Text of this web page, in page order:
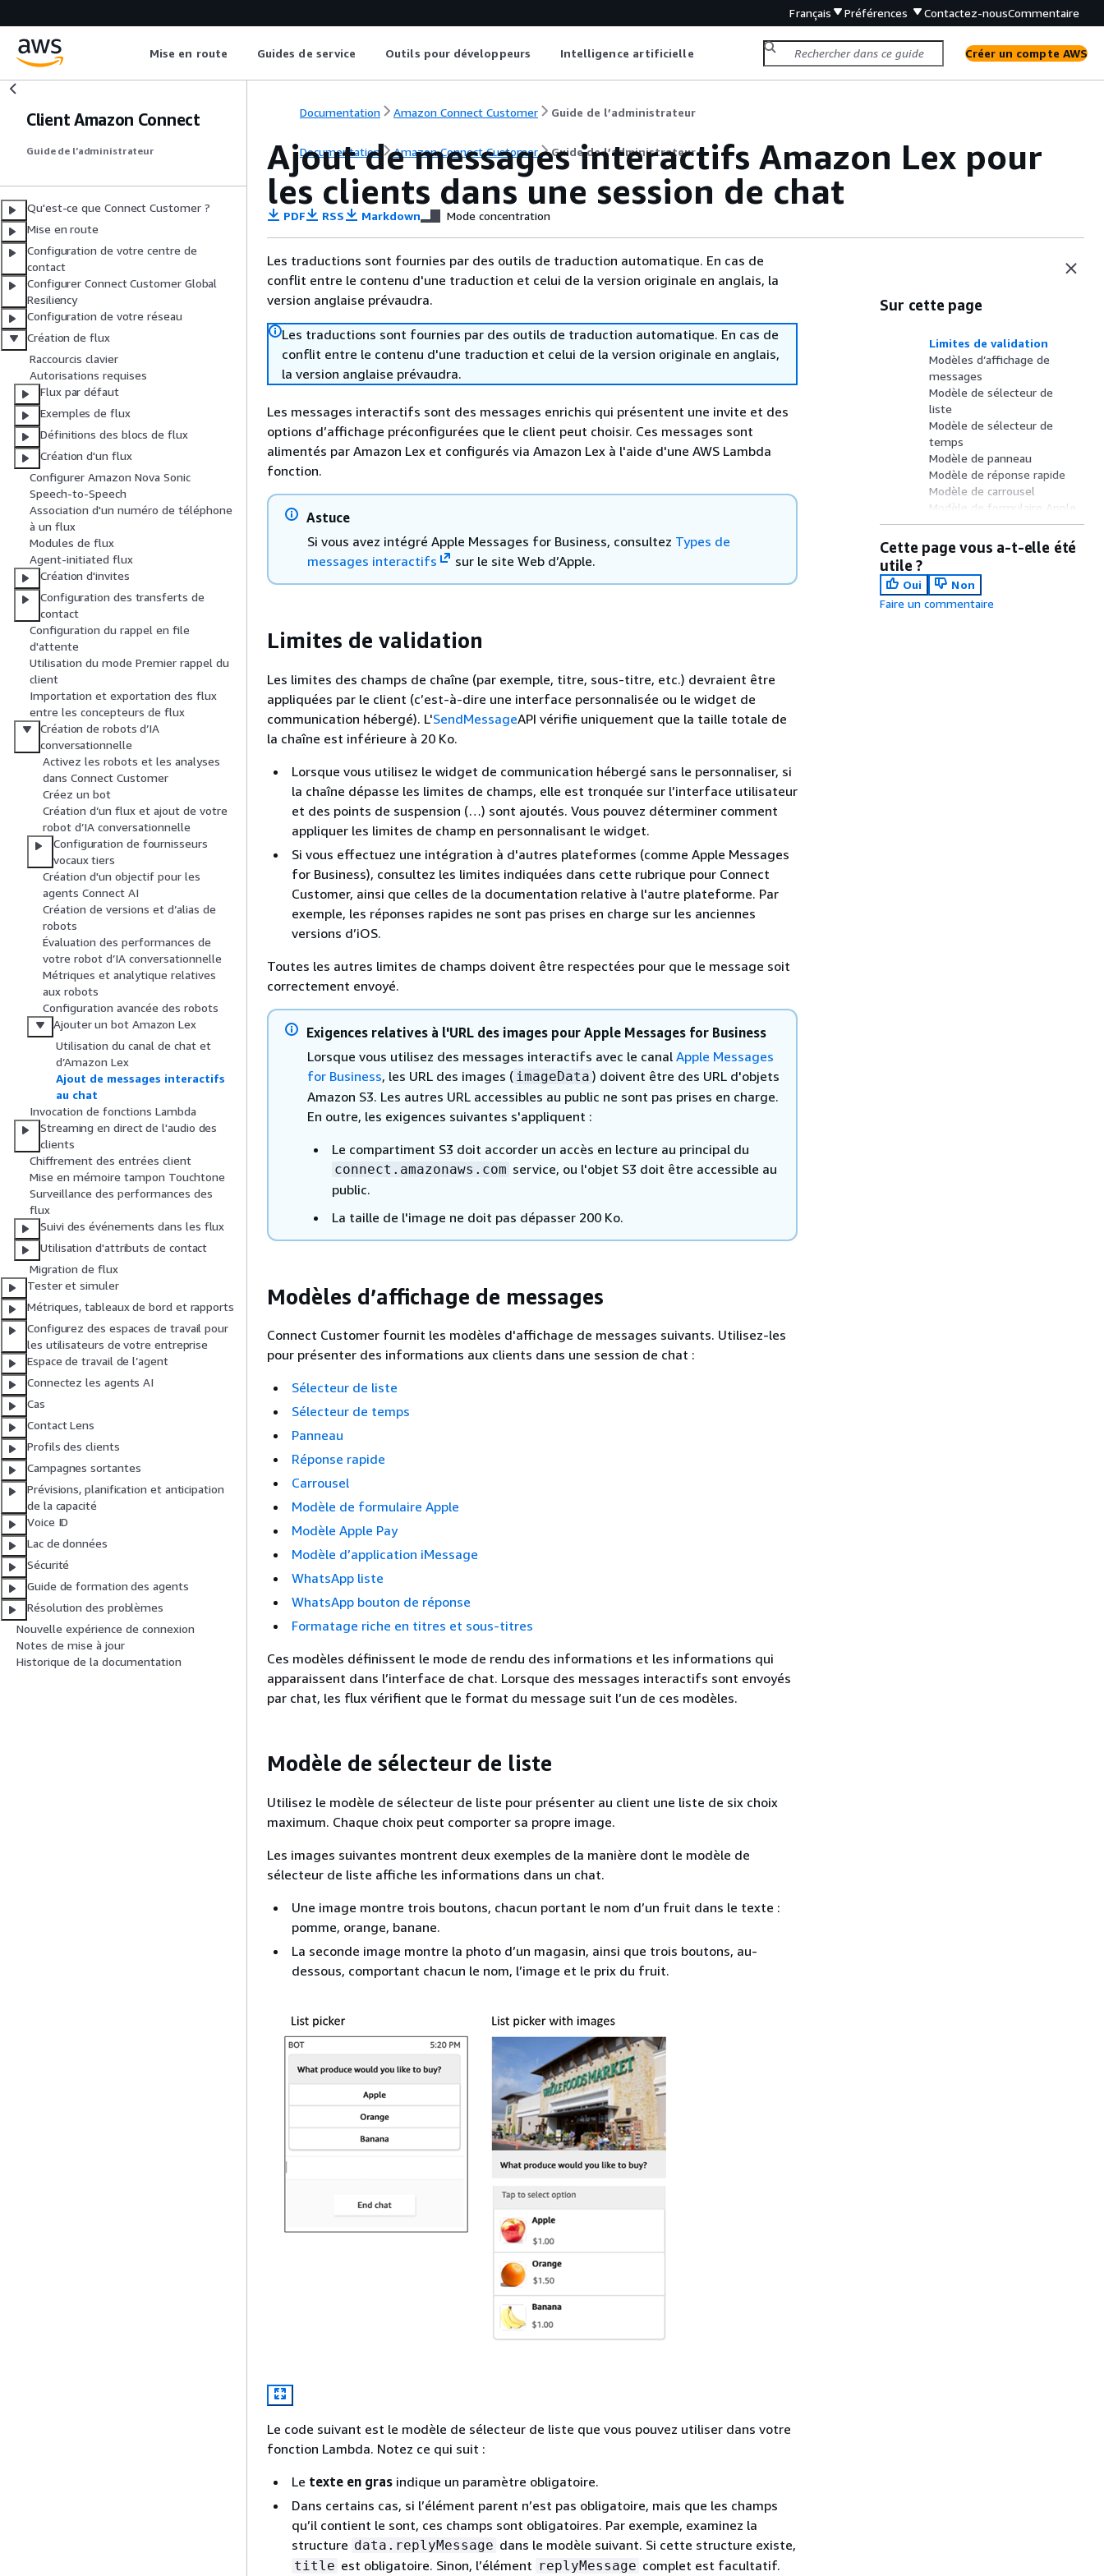
Français Préférences Contactez-nousCommentaire
Mise en route Guides de service Outils pour développeurs Intelligence artificielle Créer un compte AWS
Client Amazon Connect
Guide de l’administrateur
Qu'est-ce que Connect Customer ?
Mise en route
Configuration de votre centre de
contact
Configurer Connect Customer Global
Resiliency
Configuration de votre réseau
Création de flux
Raccourcis clavier
Autorisations requises
Flux par défaut
Exemples de flux
Définitions des blocs de flux
Création d'un flux
Configurer Amazon Nova Sonic
Speech-to-Speech
Association d'un numéro de téléphone
à un flux
Modules de flux
Agent-initiated flux
Création d'invites
Configuration des transferts de
contact
Configuration du rappel en file
d'attente
Utilisation du mode Premier rappel du
client
Importation et exportation des flux
entre les concepteurs de flux
Création de robots d’IA
conversationnelle
Activez les robots et les analyses
dans Connect Customer
Créez un bot
Création d’un flux et ajout de votre
robot d’IA conversationnelle
Configuration de fournisseurs
vocaux tiers
Création d'un objectif pour les
agents Connect AI
Création de versions et d’alias de
robots
Évaluation des performances de
votre robot d’IA conversationnelle
Métriques et analytique relatives
aux robots
Configuration avancée des robots
Ajouter un bot Amazon Lex
Utilisation du canal de chat et
d’Amazon Lex
Ajout de messages interactifs
au chat
Invocation de fonctions Lambda
Streaming en direct de l'audio des
clients
Chiffrement des entrées client
Mise en mémoire tampon Touchtone
Surveillance des performances des
flux
Suivi des événements dans les flux
Utilisation d'attributs de contact
Migration de flux
Tester et simuler
Métriques, tableaux de bord et rapports
Configurez des espaces de travail pour
les utilisateurs de votre entreprise
Espace de travail de l’agent
Connectez les agents AI
Cas
Contact Lens
Profils des clients
Campagnes sortantes
Prévisions, planification et anticipation
de la capacité
Voice ID
Lac de données
Sécurité
Guide de formation des agents
Résolution des problèmes
Nouvelle expérience de connexion
Notes de mise à jour
Historique de la documentation
Documentation Amazon Connect Customer Guide de l’administrateur
Documentation Amazon Connect Customer Guide de l’administrateur
Ajout de messages interactifs Amazon Lex pour
les clients dans une session de chat
PDF RSS Markdown Mode concentration
Les traductions sont fournies par des outils de traduction automatique. En cas de
conflit entre le contenu d'une traduction et celui de la version originale en anglais, la
version anglaise prévaudra.
Les traductions sont fournies par des outils de traduction automatique. En cas de
conflit entre le contenu d'une traduction et celui de la version originale en anglais,
la version anglaise prévaudra.
Les messages interactifs sont des messages enrichis qui présentent une invite et des
options d’affichage préconfigurées que le client peut choisir. Ces messages sont
alimentés par Amazon Lex et configurés via Amazon Lex à l'aide d'une AWS Lambda
fonction.
Astuce
Si vous avez intégré Apple Messages for Business, consultez Types de
messages interactifs
sur le site Web d’Apple.
Limites de validation
Les limites des champs de chaîne (par exemple, titre, sous-titre, etc.) devraient être
appliquées par le client (c’est-à-dire une interface personnalisée ou le widget de
communication hébergé). L'SendMessageAPI vérifie uniquement que la taille totale de
la chaîne est inférieure à 20 Ko.
Lorsque vous utilisez le widget de communication hébergé sans le personnaliser, si
la chaîne dépasse les limites de champs, elle est tronquée sur l’interface utilisateur
et des points de suspension (…) sont ajoutés. Vous pouvez déterminer comment
appliquer les limites de champ en personnalisant le widget.
Si vous effectuez une intégration à d'autres plateformes (comme Apple Messages
for Business), consultez les limites indiquées dans cette rubrique pour Connect
Customer, ainsi que celles de la documentation relative à l'autre plateforme. Par
exemple, les réponses rapides ne sont pas prises en charge sur les anciennes
versions d’iOS.
Toutes les autres limites de champs doivent être respectées pour que le message soit
correctement envoyé.
Exigences relatives à l'URL des images pour Apple Messages for Business
Lorsque vous utilisez des messages interactifs avec le canal Apple Messages
for Business, les URL des images ( imageData ) doivent être des URL d'objets
Amazon S3. Les autres URL accessibles au public ne sont pas prises en charge.
En outre, les exigences suivantes s'appliquent :
Le compartiment S3 doit accorder un accès en lecture au principal du
connect.amazonaws.com service, ou l'objet S3 doit être accessible au
public.
La taille de l'image ne doit pas dépasser 200 Ko.
Modèles d’affichage de messages
Connect Customer fournit les modèles d'affichage de messages suivants. Utilisez-les
pour présenter des informations aux clients dans une session de chat :
Sélecteur de liste
Sélecteur de temps
Panneau
Réponse rapide
Carrousel
Modèle de formulaire Apple
Modèle Apple Pay
Modèle d’application iMessage
WhatsApp liste
WhatsApp bouton de réponse
Formatage riche en titres et sous-titres
Ces modèles définissent le mode de rendu des informations et les informations qui
apparaissent dans l’interface de chat. Lorsque des messages interactifs sont envoyés
par chat, les flux vérifient que le format du message suit l’un de ces modèles.
Modèle de sélecteur de liste
Utilisez le modèle de sélecteur de liste pour présenter au client une liste de six choix
maximum. Chaque choix peut comporter sa propre image.
Les images suivantes montrent deux exemples de la manière dont le modèle de
sélecteur de liste affiche les informations dans un chat.
Une image montre trois boutons, chacun portant le nom d’un fruit dans le texte :
pomme, orange, banane.
La seconde image montre la photo d’un magasin, ainsi que trois boutons, au-
dessous, comportant chacun le nom, l’image et le prix du fruit.
Le code suivant est le modèle de sélecteur de liste que vous pouvez utiliser dans votre
fonction Lambda. Notez ce qui suit :
Le texte en gras indique un paramètre obligatoire.
Dans certains cas, si l’élément parent n’est pas obligatoire, mais que les champs
qu’il contient le sont, ces champs sont obligatoires. Par exemple, examinez la
structure data.replyMessage dans le modèle suivant. Si cette structure existe,
title est obligatoire. Sinon, l’élément replyMessage complet est facultatif.
Sur cette page
Limites de validation
Modèles d’affichage de
messages
Modèle de sélecteur de
liste
Modèle de sélecteur de
temps
Modèle de panneau
Modèle de réponse rapide
Modèle de carrousel
Modèle de formulaire Apple
Modèle Apple Pay
Modèle d’application
iMessage
WhatsApp liste
WhatsApp bouton de
réponse
Cette page vous a-t-elle été
utile ?
Oui
Non
Faire un commentaire